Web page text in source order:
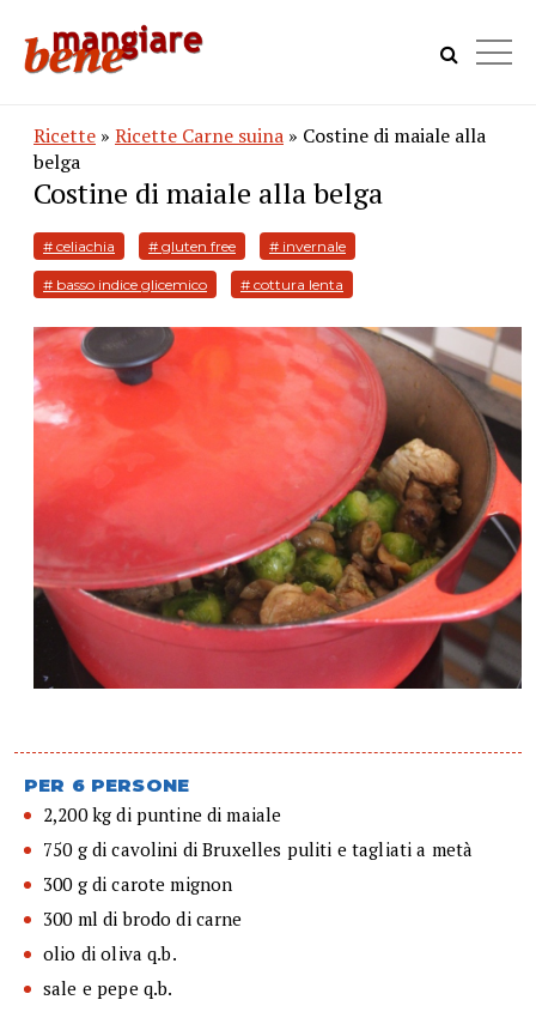
Ricette » Ricette Carne suina » Costine di maiale alla
belga
Costine di maiale alla belga
# celiachia # gluten free # invernale
# basso indice glicemico # cottura lenta
PER 6 PERSONE
2,200 kg di puntine di maiale
750 g di cavolini di Bruxelles puliti e tagliati a metà
300 g di carote mignon
300 ml di brodo di carne
olio di oliva q.b.
sale e pepe q.b.